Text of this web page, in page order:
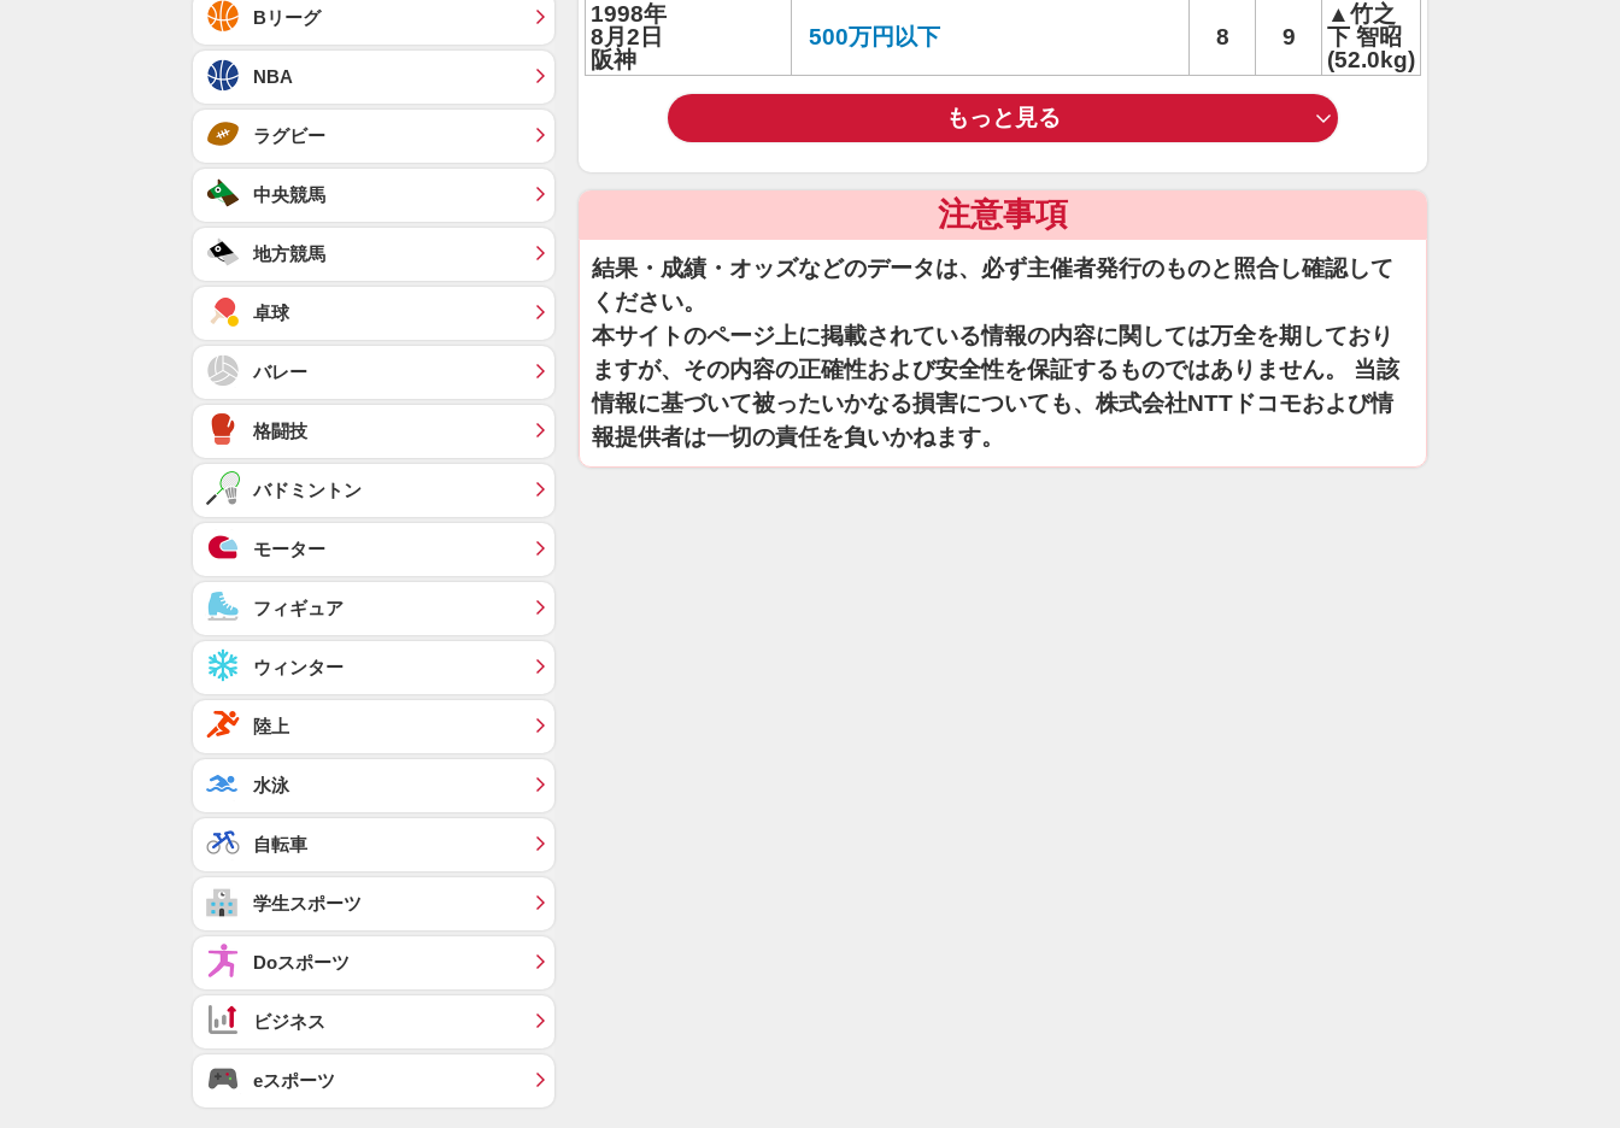
1998年
8月2日
阪神
500万円以下 8 9
▲竹之
下 智昭
(52.0kg)
もっと見る
注意事項
結果・成績・オッズなどのデータは、必ず主催者発行のものと照合し確認して
ください。
本サイトのページ上に掲載されている情報の内容に関しては万全を期しており
ますが、その内容の正確性および安全性を保証するものではありません。 当該
情報に基づいて被ったいかなる損害についても、株式会社NTTドコモおよび情
報提供者は一切の責任を負いかねます。
Bリーグ
NBA
ラグビー
中央競馬
地方競馬
卓球
バレー
格闘技
バドミントン
モーター
フィギュア
ウィンター
陸上
水泳
自転車
学生スポーツ
Doスポーツ
ビジネス
eスポーツ